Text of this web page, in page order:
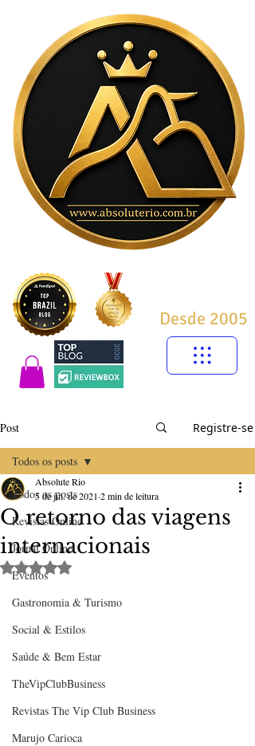
Desde 2005
Post Registre-se
Todos os posts
Revistas Online
Jornal Online
Eventos
Gastronomia & Turismo
Social & Estilos
Saúde & Bem Estar
TheVipClubBusiness
Revistas The Vip Club Business
Marujo Carioca
Todos os posts
O retorno das viagens
internacionais
Absolute Rio
5 de jul. de 2021 2 min de leitura
Avaliado com NaN de 5 estrelas.